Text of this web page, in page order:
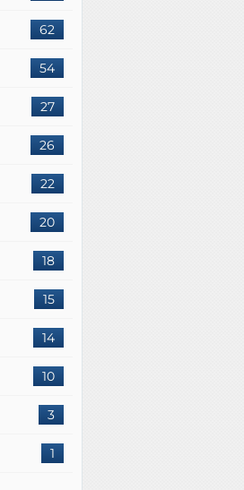
62
54
27
26
22
20
18
15
14
10
3
1